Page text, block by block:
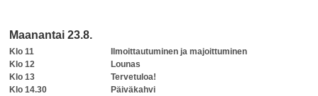
Maanantai 23.8.
Klo 11
Ilmoittautuminen ja majoittuminen
Klo 12
Lounas
Klo 13
Tervetuloa!
Klo 14.30
Päiväkahvi